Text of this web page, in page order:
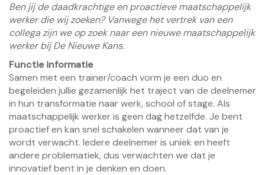
Ben jij de daadkrachtige en proactieve maatschappelijk
werker die wij zoeken? Vanwege het vertrek van een
collega zijn we op zoek naar een nieuwe maatschappelijk
werker bij De Nieuwe Kans.
Functie informatie
Samen met een trainer/coach vorm je een duo en
begeleiden jullie gezamenlijk het traject van de deelnemer
in hun transformatie naar werk, school of stage. Als
maatschappelijk werker is geen dag hetzelfde. Je bent
proactief en kan snel schakelen wanneer dat van je
wordt verwacht. Iedere deelnemer is uniek en heeft
andere problematiek, dus verwachten we dat je
innovatief bent in je denken en doen.